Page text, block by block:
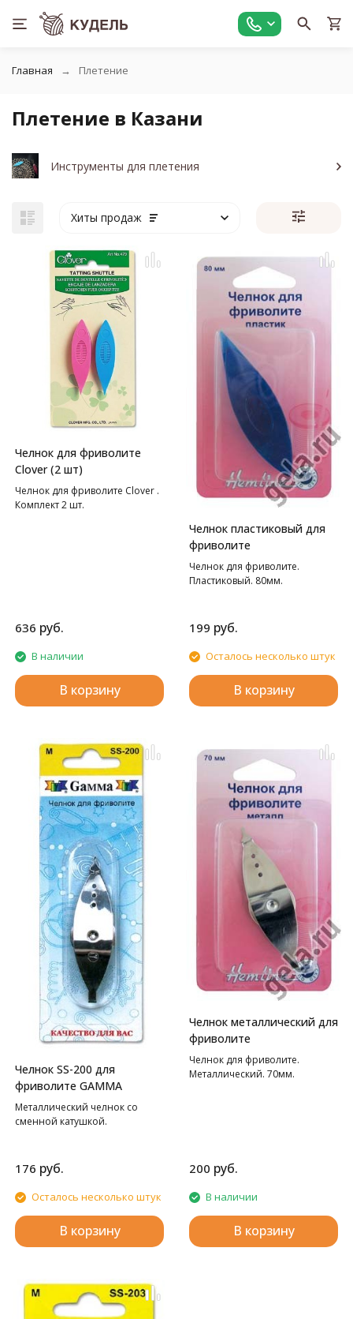
Главная Плетение
Плетение в Казани
Инструменты для плетения
Хиты продаж
Челнок для фриволите
Clover (2 шт)
Челнок для фриволите Clover .
Комплект 2 шт.
636 руб.
В наличии
В корзину
Челнок пластиковый для
фриволите
Челнок для фриволите.
Пластиковый. 80мм.
199 руб.
Осталось несколько штук
В корзину
Челнок SS-200 для
фриволите GAMMA
Металлический челнок со
сменной катушкой.
176 руб.
Осталось несколько штук
В корзину
Челнок металлический для
фриволите
Челнок для фриволите.
Металлический. 70мм.
200 руб.
В наличии
В корзину